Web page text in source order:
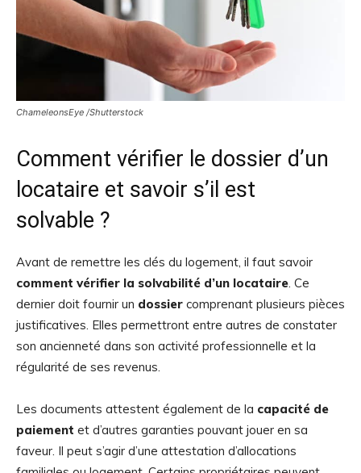
ChameleonsEye /Shutterstock
Comment vérifier le dossier d’un
locataire et savoir s’il est
solvable ?
Avant de remettre les clés du logement, il faut savoir
comment vérifier la solvabilité d’un locataire . Ce
dernier doit fournir un dossier comprenant plusieurs pièces
justificatives. Elles permettront entre autres de constater
son ancienneté dans son activité professionnelle et la
régularité de ses revenus.
Les documents attestent également de la capacité de
paiement et d’autres garanties pouvant jouer en sa
faveur. Il peut s’agir d’une attestation d’allocations